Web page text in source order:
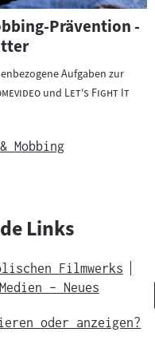
Prävention -
Aufgaben zur
"und "Let's Fight It
Mobbing
Links
Filmwerks
– Neues
oder anzeigen?